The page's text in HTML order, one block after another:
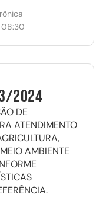
2024
DE
ATENDIMENTO
AMBIENTE